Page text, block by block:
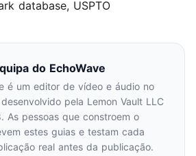
database, USPTO
do EchoWave
é um editor de vídeo e áudio no
pela Lemon Vault LLC
As pessoas que constroem o
estes guias e testam cada
real antes da publicação.